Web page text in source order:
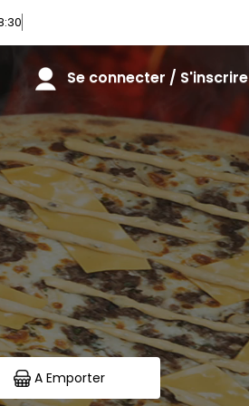
Se connecter / S'inscrire
A Emporter